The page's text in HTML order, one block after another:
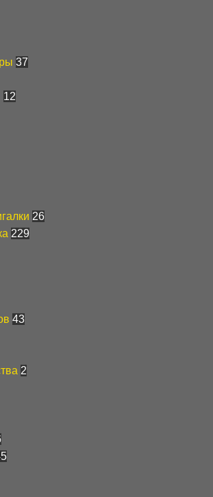
37
12
26
229
43
2